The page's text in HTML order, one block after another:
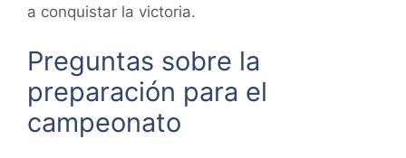
a conquistar la victoria.
Preguntas sobre la
preparación para el
campeonato